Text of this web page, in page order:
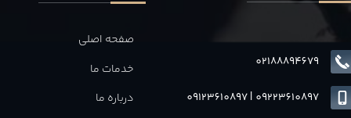
صفحه اصلی
خدمات ما
درباره ما
02188894679
09123610897| 09223610897